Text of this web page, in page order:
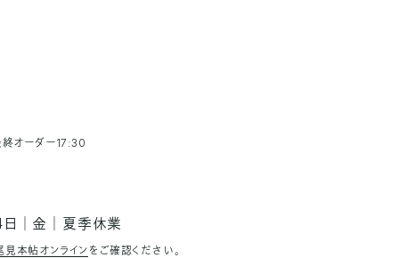
オーダー17:30
日│金│夏季休業
見本帖オンライン をご確認ください。